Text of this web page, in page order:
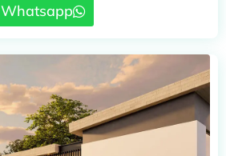
Whatsapp